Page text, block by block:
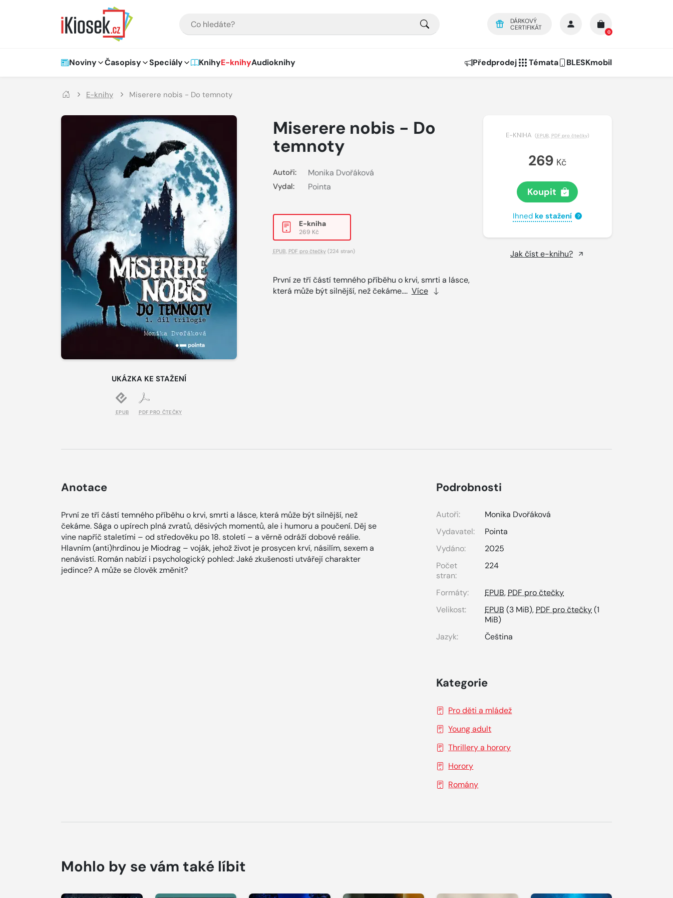
DÁRKOVÝ
CERTIFIKÁT
0
Hlavní navigace
Noviny Časopisy Speciály KnihyE-knihyAudioknihy Předprodej Témata BLESKmobil
E-knihy Miserere nobis - Do temnoty
UKÁZKA KE STAŽENÍ
EPUB PDF PRO ČTEČKY
Miserere nobis - Do
temnoty
Autoři: Monika Dvořáková
Vydal: Pointa
E-kniha
269 Kč
EPUB PDF pro čtečky(224 stran)
První ze tří částí temného příběhu o krvi, smrti a lásce,
která může být silnější, než čekáme.... Více
E-KNIHA (EPUB, PDF pro čtečky)
269 Kč
Koupit
Ihned ke stažení ?
Jak číst e-knihu?
Anotace
První ze tří částí temného příběhu o krvi, smrti a lásce, která může být silnější, než
čekáme. Sága o upírech plná zvratů, děsivých momentů, ale i humoru a poučení. Děj se
vine napříč staletími – od středověku po 18. století – a věrně odráží dobové reálie.
Hlavním (anti)hrdinou je Miodrag – voják, jehož život je prosycen krví, násilím, sexem a
nenávistí. Román nabízí i psychologický pohled: Jaké zkušenosti utvářejí charakter
jedince? A může se člověk změnit?
Podrobnosti
Autoři:
Monika Dvořáková
Vydavatel:
Pointa
Vydáno:
2025
Počet
stran:
224
Formáty: EPUB, PDF pro čtečky
Velikost:
EPUB (3 MiB), PDF pro čtečky(1
MiB)
Jazyk:
Čeština
Kategorie
Pro děti a mládež
Young adult
Thrillery a horory
Horory
Romány
Mohlo by se vám také líbit